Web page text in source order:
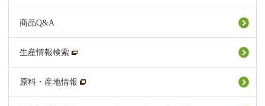
商品Q&A
生産情報検索
原料・産地情報